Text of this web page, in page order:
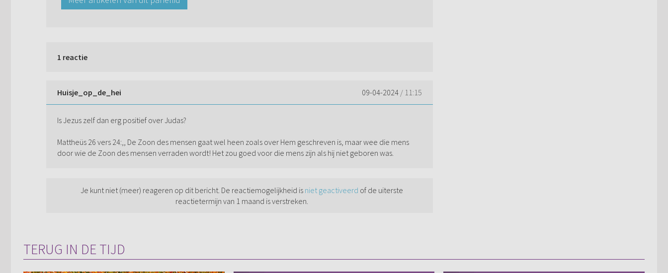
1 reactie
Huisje_op_de_hei 09-04-2024 / 11:15
Is Jezus zelf dan erg positief over Judas?
Mattheüs 26 vers 24:,, De Zoon des mensen gaat wel heen zoals over Hem geschreven is, maar wee die mens
door wie de Zoon des mensen verraden wordt! Het zou goed voor die mens zijn als hij niet geboren was.
Je kunt niet (meer) reageren op dit bericht. De reactiemogelijkheid is niet geactiveerd of de uiterste
reactietermijn van 1 maand is verstreken.
TERUG IN DE TIJD